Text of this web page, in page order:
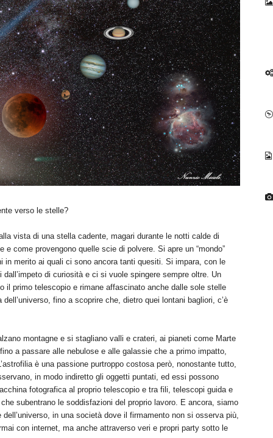
verso le stelle?
vista di una stella cadente, magari durante le notti calde di
come provengono quelle scie di polvere. Si apre un “mondo”
merito ai quali ci sono ancora tanti quesiti. Si impara, con le
di curiosità e ci si vuole spingere sempre oltre. Un
il primo telescopio e rimane affascinato anche dalle sole stelle
fino a scoprire che, dietro quei lontani bagliori, c’è
montagne e si stagliano valli e crateri, ai pianeti come Marte
a passare alle nebulose e alle galassie che a primo impatto,
è una passione purtroppo costosa però, nonostante tutto,
in modo indiretto gli oggetti puntati, ed essi possono
fotografica al proprio telescopio e tra fili, telescopi guida e
subentrano le soddisfazioni del proprio lavoro. E ancora, siamo
in una società dove il firmamento non si osserva più,
con internet, ma anche attraverso veri e propri party sotto le